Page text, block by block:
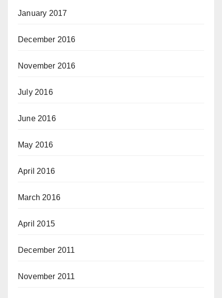
January 2017
December 2016
November 2016
July 2016
June 2016
May 2016
April 2016
March 2016
April 2015
December 2011
November 2011